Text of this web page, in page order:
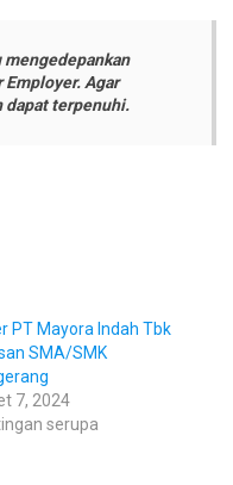
mengedepankan
Employer. Agar
dapat terpenuhi.
PT Mayora Indah Tbk
SMA/SMK
7, 2024
serupa